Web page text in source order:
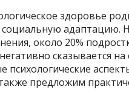
здоровье
социальную адаптацию.
около 20%
сказывается
предложим